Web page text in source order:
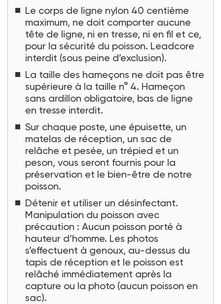
Le corps de ligne nylon 40 centième
maximum, ne doit comporter aucune
tête de ligne, ni en tresse, ni en fil et ce,
pour la sécurité du poisson. Leadcore
interdit (sous peine d’exclusion).
La taille des hameçons ne doit pas être
supérieure à la taille n° 4. Hameçon
sans ardillon obligatoire, bas de ligne
en tresse interdit.
Sur chaque poste, une épuisette, un
matelas de réception, un sac de
relâche et pesée, un trépied et un
peson, vous seront fournis pour la
préservation et le bien-être de notre
poisson.
Détenir et utiliser un désinfectant.
Manipulation du poisson avec
précaution : Aucun poisson porté à
hauteur d’homme. Les photos
s’effectuent à genoux, au-dessus du
tapis de réception et le poisson est
relâché immédiatement après la
capture ou la photo (aucun poisson en
sac).